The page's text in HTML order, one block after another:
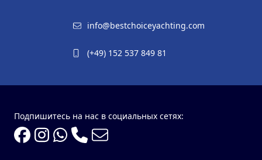
info@bestchoiceyachting.com
(+49) 152 537 849 81
Подпишитесь на нас в социальных сетях: